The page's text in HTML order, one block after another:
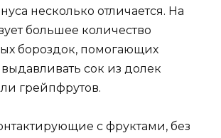
несколько отличается. На
большее количество
бороздок, помогающих
сок из долек
грейпфрутов.
с фруктами, без